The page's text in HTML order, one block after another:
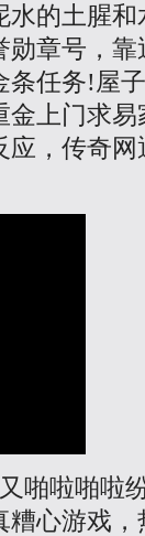
的土腥
章号，
任务!屋
上门求
，传奇
啪啦啪啦
心游戏，